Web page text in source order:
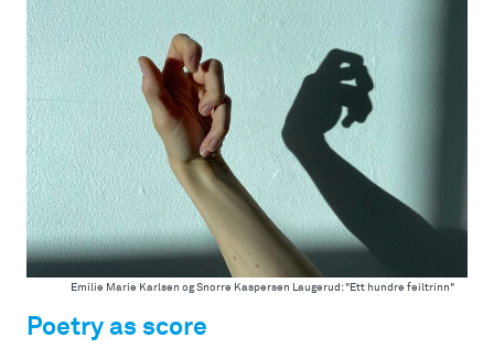
Emilie Marie Karlsen og Snorre Kaspersen Laugerud: "Ett hundre feiltrinn"
Poetry as score